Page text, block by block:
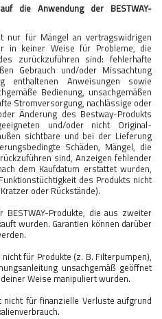
die Anwendung der BESTWAY-
nur für Mängel an vertragswidrigen
in keiner Weise für Probleme, die
zurückzuführen sind: fehlerhafte
Gebrauch und/oder Missachtung
enthaltenen Anweisungen sowie
Bedienung, unsachgemäßen
Stromversorgung, nachlässige oder
Änderung des Bestway-Produkts
und/oder nicht Original-
sichtbare und bei der Lieferung
Schäden, Mängel, die
sind, Anzeigen fehlender
dem Kaufdatum erstattet wurden,
des Produkts nicht
oder Rückstände).
Produkte, die aus zweiter
wurden. Garantien können darüber
für Produkte (z. B. Filterpumpen),
unsachgemäß geöffnet
Weise manipuliert wurden.
für finanzielle Verluste aufgrund